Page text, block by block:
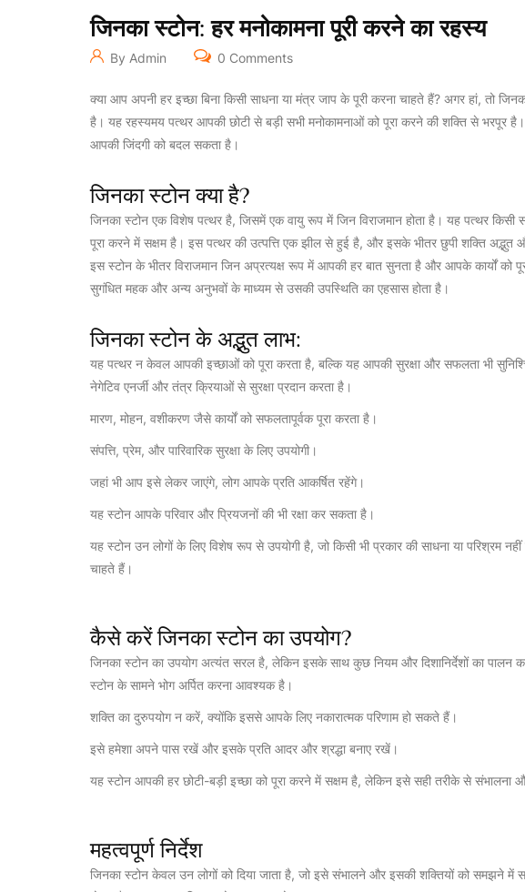
जिनका स्टोन: हर मनोकामना पूरी करने का रहस्य
By Admin 0 Comments
क्या आप अपनी हर इच्छा बिना किसी साधना या मंत्र जाप के पूरी करना चाहते हैं? अगर हां, तो
है। यह रहस्यमय पत्थर आपकी छोटी से बड़ी सभी मनोकामनाओं को पूरा करने की शक्ति से भरपूर
आपकी जिंदगी को बदल सकता है।
जिनका स्टोन क्या है?
जिनका स्टोन एक विशेष पत्थर है, जिसमें एक वायु रूप में जिन विराजमान होता है। यह पत्थर किसी
पूरा करने में सक्षम है। इस पत्थर की उत्पत्ति एक झील से हुई है, और इसके भीतर छुपी शक्ति अद्भुत
इस स्टोन के भीतर विराजमान जिन अप्रत्यक्ष रूप में आपकी हर बात सुनता है और आपके कार्यों
सुगंधित महक और अन्य अनुभवों के माध्यम से उसकी उपस्थिति का एहसास होता है।
जिनका स्टोन के अद्भुत लाभ:
यह पत्थर न केवल आपकी इच्छाओं को पूरा करता है, बल्कि यह आपकी सुरक्षा और सफलता भी
नेगेटिव एनर्जी और तंत्र क्रियाओं से सुरक्षा प्रदान करता है।
मारण, मोहन, वशीकरण जैसे कार्यों को सफलतापूर्वक पूरा करता है।
संपत्ति, प्रेम, और पारिवारिक सुरक्षा के लिए उपयोगी।
जहां भी आप इसे लेकर जाएंगे, लोग आपके प्रति आकर्षित रहेंगे।
यह स्टोन आपके परिवार और प्रियजनों की भी रक्षा कर सकता है।
यह स्टोन उन लोगों के लिए विशेष रूप से उपयोगी है, जो किसी भी प्रकार की साधना या परिश्रम
चाहते हैं।
कैसे करें जिनका स्टोन का उपयोग?
जिनका स्टोन का उपयोग अत्यंत सरल है, लेकिन इसके साथ कुछ नियम और दिशानिर्देशों का पालन
स्टोन के सामने भोग अर्पित करना आवश्यक है।
शक्ति का दुरुपयोग न करें, क्योंकि इससे आपके लिए नकारात्मक परिणाम हो सकते हैं।
इसे हमेशा अपने पास रखें और इसके प्रति आदर और श्रद्धा बनाए रखें।
यह स्टोन आपकी हर छोटी-बड़ी इच्छा को पूरा करने में सक्षम है, लेकिन इसे सही तरीके से संभालना
महत्वपूर्ण निर्देश
जिनका स्टोन केवल उन लोगों को दिया जाता है, जो इसे संभालने और इसकी शक्तियों को समझने में